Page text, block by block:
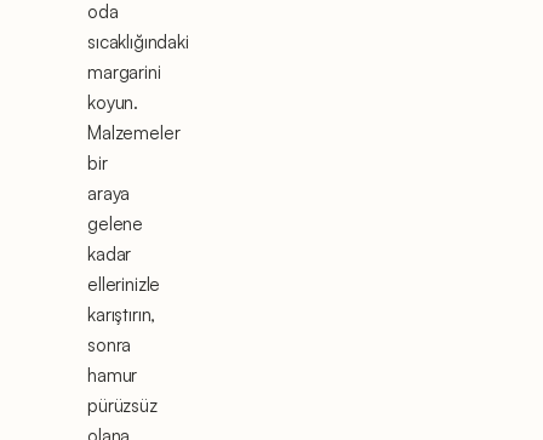
oda
sıcaklığındaki
margarini
koyun.
Malzemeler
bir
araya
gelene
kadar
ellerinizle
karıştırın,
sonra
hamur
pürüzsüz